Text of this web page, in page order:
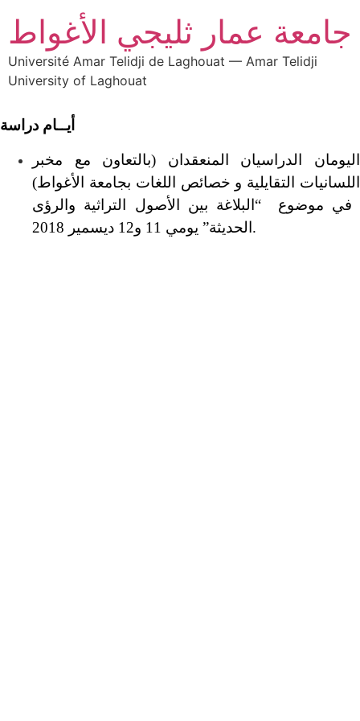
جامعة عمار ثليجي الأغواط
Université Amar Telidji de Laghouat — Amar Telidji
University of Laghouat
أيــام دراسة
اليومان الدراسيان المنعقدان (بالتعاون مع مخبر
اللسانيات التقايلية و خصائص اللغات بجامعة الأغواط)
في موضوع “البلاغة بين الأصول التراثية والرؤى
الحديثة” يومي 11 و12 ديسمير 2018.